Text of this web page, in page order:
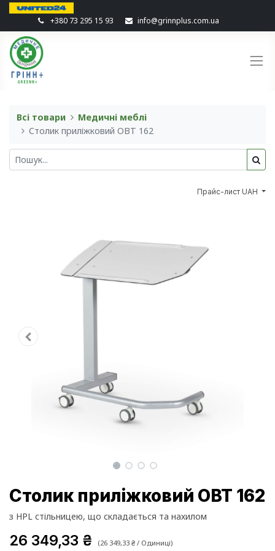
+380 73 295 15 93 info@grinnplus.com.ua
Всі товари
Медичні меблі
Столик приліжковий OBT 162
Прайс-лист UAH
Столик приліжковий OBT 162
з HPL стільницею, що складається та нахилом
26 349,33 ₴ (26 349,33 ₴ / Одиниці)